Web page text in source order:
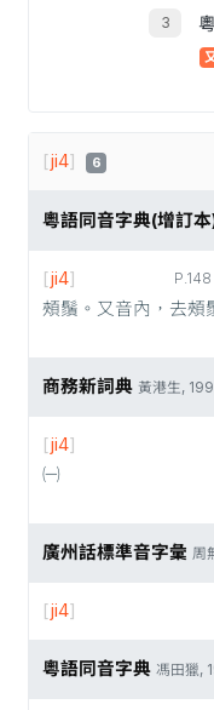
[ji4] 6
粵語同音字典(增訂
P.148
[ji4]
頰鬚。又音內，去頰
商務新詞典 黃港生,
[ji4]
㈠
廣州話標準音字彙 周
[ji4]
粵語同音字典 馮田獵,